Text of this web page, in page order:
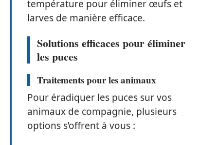
température pour éliminer œufs et
larves de manière efficace.
Solutions efficaces pour éliminer
les puces
Traitements pour les animaux
Pour éradiquer les puces sur vos
animaux de compagnie, plusieurs
options s’offrent à vous :